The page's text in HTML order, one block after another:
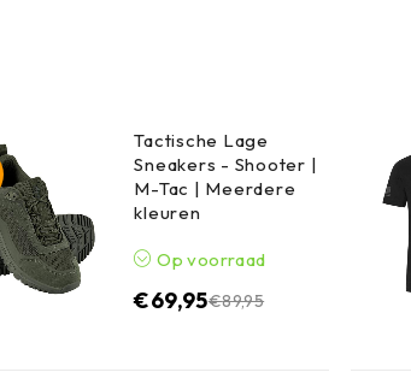
Tactische Lage
Sneakers - Shooter |
M-Tac | Meerdere
kleuren
Op voorraad
€89,95
€69,95